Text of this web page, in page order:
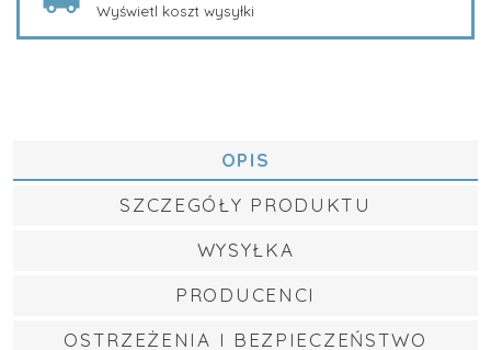
Wyświetl koszt wysyłki
OPIS
SZCZEGÓŁY PRODUKTU
WYSYŁKA
PRODUCENCI
OSTRZEŻENIA I BEZPIECZEŃSTWO